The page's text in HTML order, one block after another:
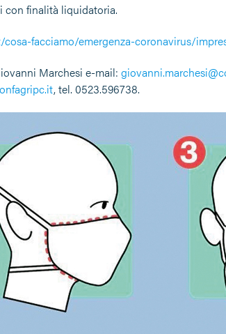
con finalità liquidatoria.
facciamo/emergenza-coronavirus/
Marchesi e-mail:
, tel. 0523.596738.